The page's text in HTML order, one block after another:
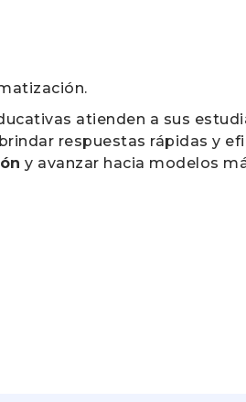
atienden a sus
respuestas rápidas y
y avanzar hacia modelos